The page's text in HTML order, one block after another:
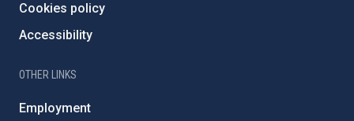
Cookies policy
Accessibility
OTHER LINKS
Employment